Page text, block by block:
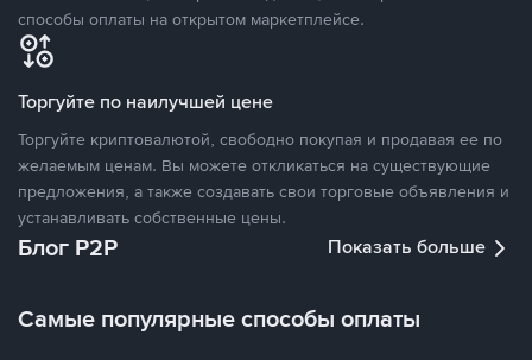
способы оплаты на открытом маркетплейсе.
Торгуйте по наилучшей цене
Торгуйте криптовалютой, свободно покупая и продавая ее по
желаемым ценам. Вы можете откликаться на существующие
предложения, а также создавать свои торговые объявления и
устанавливать собственные цены.
Блог P2P Показать больше
Самые популярные способы оплаты